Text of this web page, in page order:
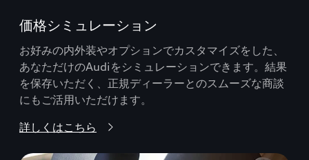
価格シミュレーション
お好みの内外装やオプションでカスタマイズをした、
あなただけのAudiをシミュレーションできます。結果
を保存いただく、正規ディーラーとのスムーズな商談
にもご活用いただけます。
詳しくはこちら